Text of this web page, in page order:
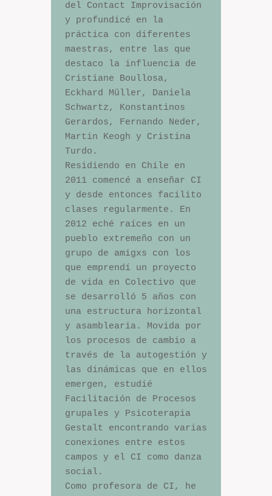
del Contact Improvisación
y profundicé en la
práctica con diferentes
maestras, entre las que
destaco la influencia de
Cristiane Boullosa,
Eckhard Müller, Daniela
Schwartz, Konstantinos
Gerardos, Fernando Neder,
Martin Keogh y Cristina
Turdo.
Residiendo en Chile en
2011 comencé a enseñar CI
y desde entonces facilito
clases regularmente. En
2012 eché raíces en un
pueblo extremeño con un
grupo de amigxs con los
que emprendí un proyecto
de vida en Colectivo que
se desarrolló 5 años con
una estructura horizontal
y asamblearia. Movida por
los procesos de cambio a
través de la autogestión y
las dinámicas que en ellos
emergen, estudié
Facilitación de Procesos
grupales y Psicoterapia
Gestalt encontrando varias
conexiones entre estos
campos y el CI como danza
social.
Como profesora de CI, he